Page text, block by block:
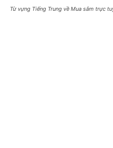
Từ vựng Tiếng Trung về Mua sắm trực